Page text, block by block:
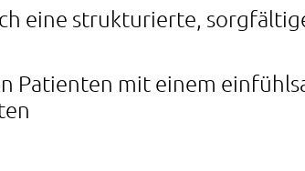
eine strukturierte,
Patienten mit einem